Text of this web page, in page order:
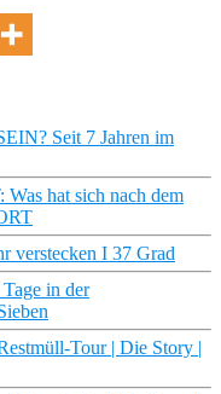
Seit 7 Jahren im
hat sich nach dem
verstecken I 37 Grad
in der
Tour | Die Story |